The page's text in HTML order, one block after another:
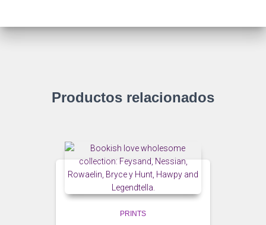
Productos relacionados
PRINTS